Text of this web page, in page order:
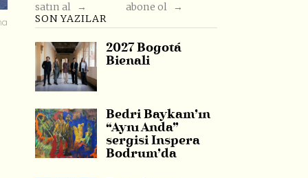
satın al →
abone ol →
SON YAZILAR
2027 Bogotá
Bienali
Bedri Baykam’ın
“Aynı Anda”
sergisi Inspera
Bodrum’da